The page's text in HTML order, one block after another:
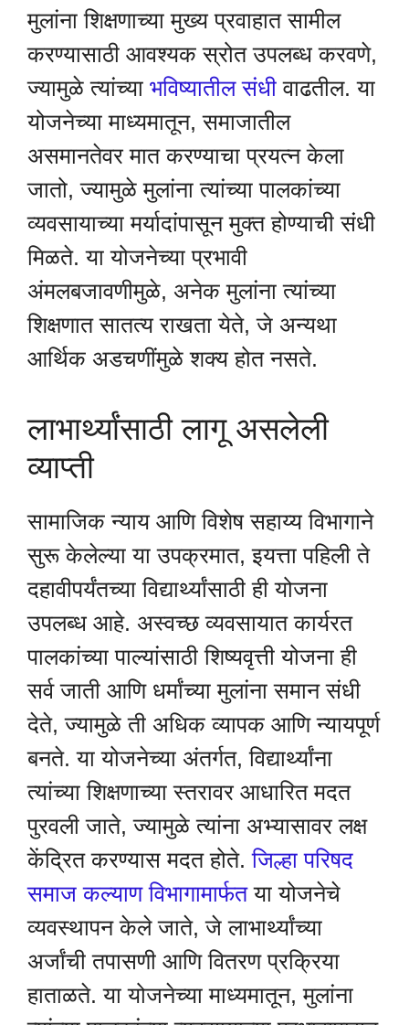
मुलांना शिक्षणाच्या मुख्य प्रवाहात सामील
करण्यासाठी आवश्यक स्रोत उपलब्ध करवणे,
ज्यामुळे त्यांच्या भविष्यातील संधी वाढतील. या
योजनेच्या माध्यमातून, समाजातील
असमानतेवर मात करण्याचा प्रयत्न केला
जातो, ज्यामुळे मुलांना त्यांच्या पालकांच्या
व्यवसायाच्या मर्यादांपासून मुक्त होण्याची संधी
मिळते. या योजनेच्या प्रभावी
अंमलबजावणीमुळे, अनेक मुलांना त्यांच्या
शिक्षणात सातत्य राखता येते, जे अन्यथा
आर्थिक अडचणींमुळे शक्य होत नसते.
लाभार्थ्यांसाठी लागू असलेली
व्याप्ती
सामाजिक न्याय आणि विशेष सहाय्य विभागाने
सुरू केलेल्या या उपक्रमात, इयत्ता पहिली ते
दहावीपर्यंतच्या विद्यार्थ्यांसाठी ही योजना
उपलब्ध आहे. अस्वच्छ व्यवसायात कार्यरत
पालकांच्या पाल्यांसाठी शिष्यवृत्ती योजना ही
सर्व जाती आणि धर्मांच्या मुलांना समान संधी
देते, ज्यामुळे ती अधिक व्यापक आणि न्यायपूर्ण
बनते. या योजनेच्या अंतर्गत, विद्यार्थ्यांना
त्यांच्या शिक्षणाच्या स्तरावर आधारित मदत
पुरवली जाते, ज्यामुळे त्यांना अभ्यासावर लक्ष
केंद्रित करण्यास मदत होते.जिल्हा परिषद
समाज कल्याण विभागामार्फतया योजनेचे
व्यवस्थापन केले जाते, जे लाभार्थ्यांच्या
अर्जांची तपासणी आणि वितरण प्रक्रिया
हाताळते. या योजनेच्या माध्यमातून, मुलांना